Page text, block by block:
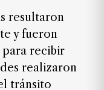
resultaron
y fueron
para recibir
realizaron
tránsito